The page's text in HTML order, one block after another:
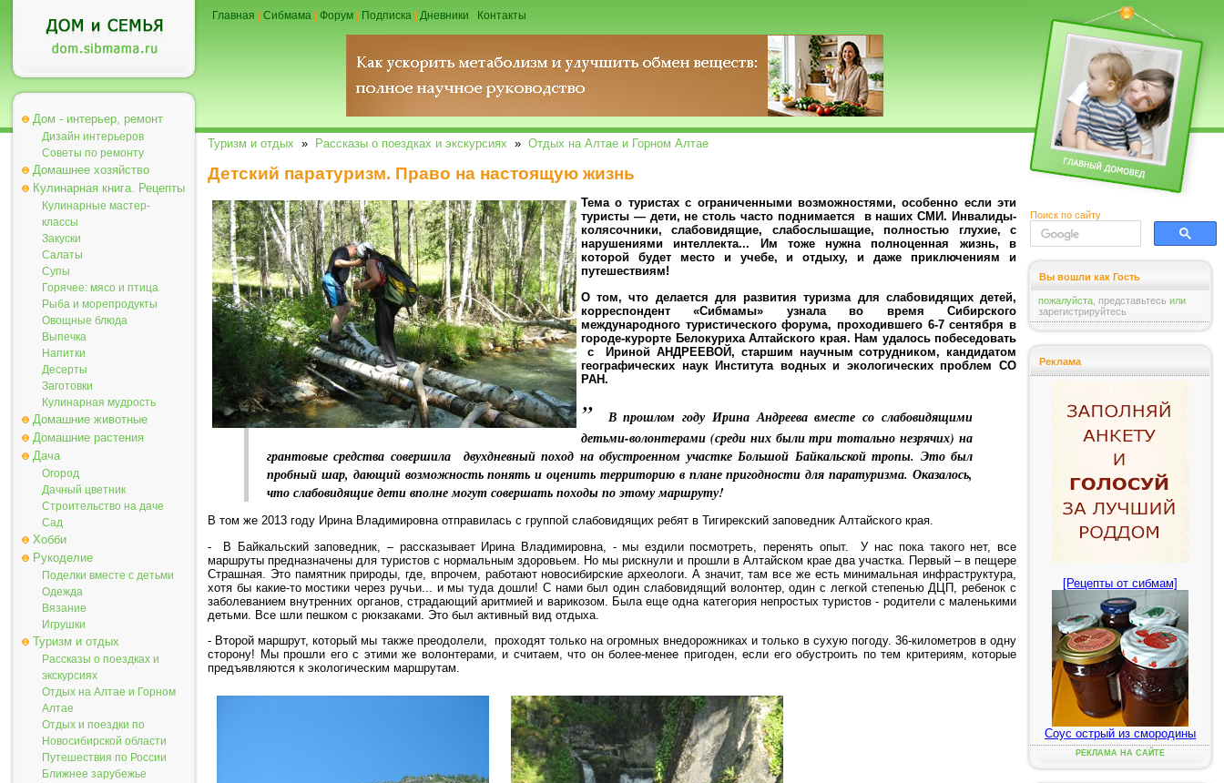
Дом - интерьер, ремонт
Дизайн интерьеров
Советы по ремонту
Домашнее хозяйство
Кулинарная книга. Рецепты
Кулинарные мастер-
классы
Закуски
Салаты
Супы
Горячее: мясо и птица
Рыба и морепродукты
Овощные блюда
Выпечка
Напитки
Десерты
Заготовки
Кулинарная мудрость
Домашние животные
Домашние растения
Дача
Огород
Дачный цветник
Строительство на даче
Сад
Хобби
Рукоделие
Поделки вместе с детьми
Одежда
Вязание
Игрушки
Туризм и отдых
Рассказы о поездках и
экскурсиях
Отдых на Алтае и Горном
Алтае
Отдых и поездки по
Новосибирской области
Путешествия по России
Ближнее зарубежье
Главная Сибмама Форум Подписка Дневники Контакты
Туризм и отдых » Рассказы о поездках и экскурсиях » Отдых на Алтае и Горном Алтае
Детский паратуризм. Право на настоящую жизнь
Тема о туристах с ограниченными возможностями, особенно если эти
туристы — дети, не столь часто поднимается в наших СМИ. Инвалиды-
колясочники, слабовидящие, слабослышащие, полностью глухие, с
нарушениями интеллекта... Им тоже нужна полноценная жизнь, в
которой будет место и учебе, и отдыху, и даже приключениям и
путешествиям!
О том, что делается для развития туризма для слабовидящих детей,
корреспондент «Сибмамы» узнала во время Сибирского
международного туристического форума, проходившего 6-7 сентября в
городе-курорте Белокуриха Алтайского края. Нам удалось побеседовать
с Ириной АНДРЕЕВОЙ, старшим научным сотрудником, кандидатом
географических наук Института водных и экологических проблем СО
РАН.
”
В прошлом году Ирина Андреева вместе со слабовидящими
детьми-волонтерами (среди них были три тотально незрячих) на
грантовые средства совершила двухдневный поход на обустроенном участке Большой Байкальской тропы. Это был
пробный шар, дающий возможность понять и оценить территорию в плане пригодности для паратуризма. Оказалось,
что слабовидящие дети вполне могут совершать походы по этому маршруту!
В том же 2013 году Ирина Владимировна отправилась с группой слабовидящих ребят в Тигирекский заповедник Алтайского края.
- В Байкальский заповедник, – рассказывает Ирина Владимировна, - мы ездили посмотреть, перенять опыт. У нас пока такого нет, все
маршруты предназначены для туристов с нормальным здоровьем. Но мы рискнули и прошли в Алтайском крае два участка. Первый – в пещере
Страшная. Это памятник природы, где, впрочем, работают новосибирские археологи. А значит, там все же есть минимальная инфраструктура,
хотя бы какие-то мостики через ручьи... и мы туда дошли! С нами был один слабовидящий волонтер, один с легкой степенью ДЦП, ребенок с
заболеванием внутренних органов, страдающий аритмией и варикозом. Была еще одна категория непростых туристов - родители с маленькими
детьми. Все шли пешком с рюкзаками. Это был активный вид отдыха.
- Второй маршрут, который мы также преодолели, проходят только на огромных внедорожниках и только в сухую погоду. 36-километров в одну
сторону! Мы прошли его с этими же волонтерами, и считаем, что он более-менее пригоден, если его обустроить по тем критериям, которые
предъявляются к экологическим маршрутам.
Поиск по сайту
Вы вошли как Гость
пожалуйста, представьтесь или
зарегистрируйтесь
Реклама
[Рецепты от сибмам]
Соус острый из смородины
РЕКЛАМА НА САЙТЕ